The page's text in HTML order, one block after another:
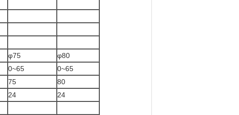
φ75
φ80
0~65
0~65
75
80
24 24